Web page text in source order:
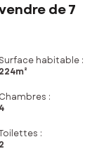
de 7
Surface habitable :
224m²
Chambres :
4
:
2